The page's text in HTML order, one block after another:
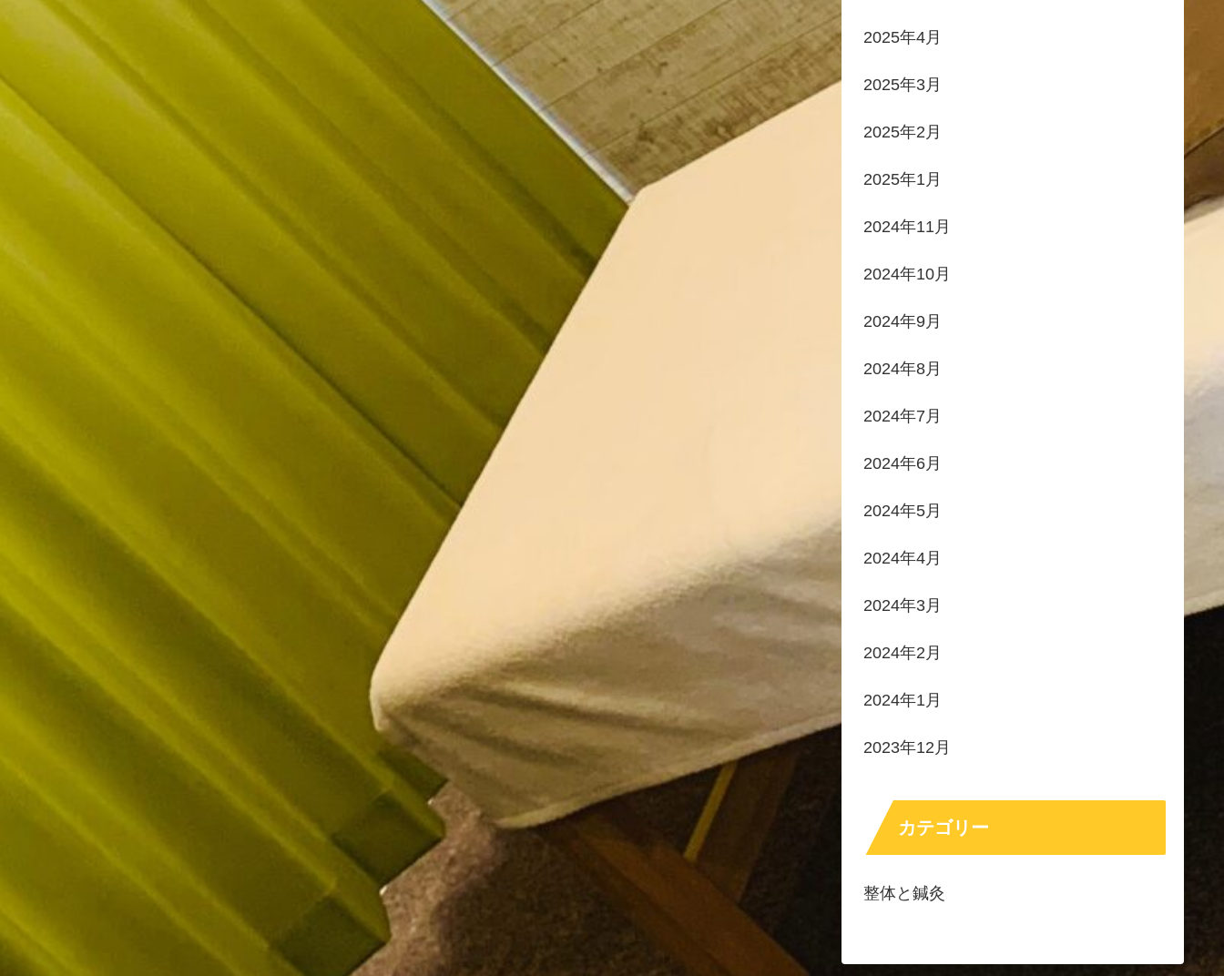
2025年4月
2025年3月
2025年2月
2025年1月
2024年11月
2024年10月
2024年9月
2024年8月
2024年7月
2024年6月
2024年5月
2024年4月
2024年3月
2024年2月
2024年1月
2023年12月
カテゴリー
整体と鍼灸